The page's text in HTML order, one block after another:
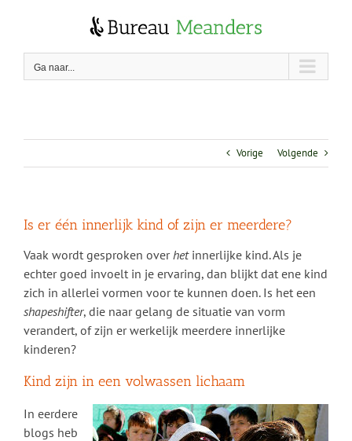
Ga naar...
Vorige Volgende
Is er één innerlijk kind of zijn er meerdere?
Vaak wordt gesproken overhetinnerlijke kind. Als je
echter goed invoelt in je ervaring, dan blijkt dat ene kind
zich in allerlei vormen voor te kunnen doen. Is het een
shapeshifter, die naar gelang de situatie van vorm
verandert, of zijn er werkelijk meerdere innerlijke
kinderen?
Kind zijn in een volwassen lichaam
In eerdere
blogs heb